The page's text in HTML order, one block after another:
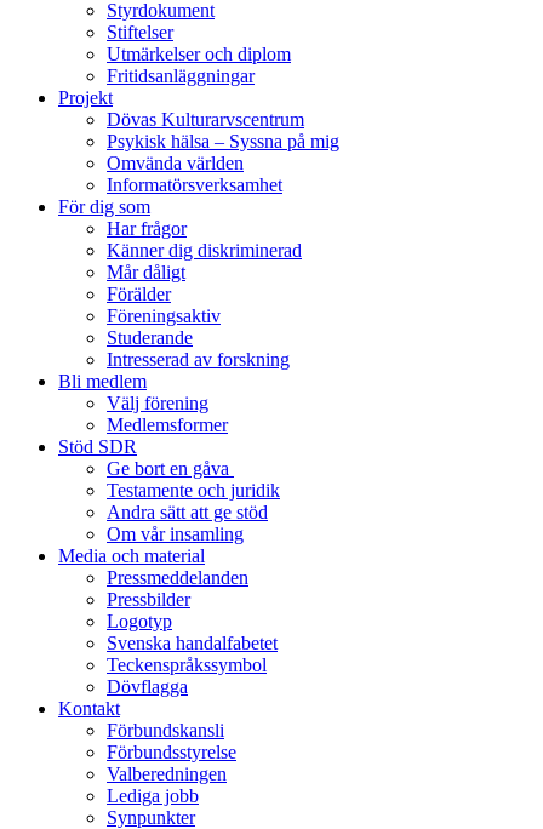
Styrdokument
Stiftelser
Utmärkelser och diplom
Fritidsanläggningar
Projekt
Dövas Kulturarvscentrum
Psykisk hälsa – Syssna på mig
Omvända världen
Informatörsverksamhet
För dig som
Har frågor
Känner dig diskriminerad
Mår dåligt
Förälder
Föreningsaktiv
Studerande
Intresserad av forskning
Bli medlem
Välj förening
Medlemsformer
Stöd SDR
Ge bort en gåva
Testamente och juridik
Andra sätt att ge stöd
Om vår insamling
Media och material
Pressmeddelanden
Pressbilder
Logotyp
Svenska handalfabetet
Teckenspråkssymbol
Dövflagga
Kontakt
Förbundskansli
Förbundsstyrelse
Valberedningen
Lediga jobb
Synpunkter